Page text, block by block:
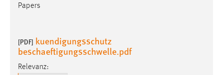
Papers
[PDF] kuendigungsschutz
beschaeftigungsschwelle.pdf
Relevanz: